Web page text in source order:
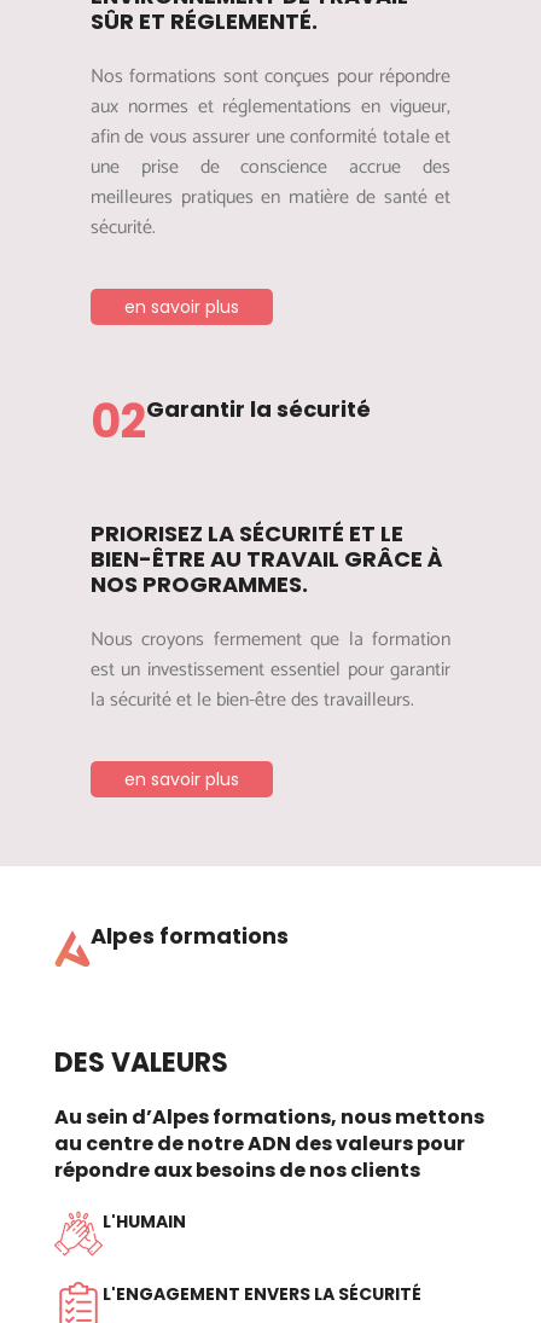
SÛR ET RÉGLEMENTÉ.
Nos formations sont conçues pour répondre
aux normes et réglementations en vigueur,
afin de vous assurer une conformité totale et
une prise de conscience accrue des
meilleures pratiques en matière de santé et
sécurité.
en savoir plus
02Garantir la sécurité
PRIORISEZ LA SÉCURITÉ ET LE
BIEN-ÊTRE AU TRAVAIL GRÂCE À
NOS PROGRAMMES.
Nous croyons fermement que la formation
est un investissement essentiel pour garantir
la sécurité et le bien-être des travailleurs.
en savoir plus
Alpes formations
DES VALEURS
Au sein d’Alpes formations, nous mettons
au centre de notre ADN des valeurs pour
répondre aux besoins de nos clients
L'HUMAIN
L'ENGAGEMENT ENVERS LA SÉCURITÉ